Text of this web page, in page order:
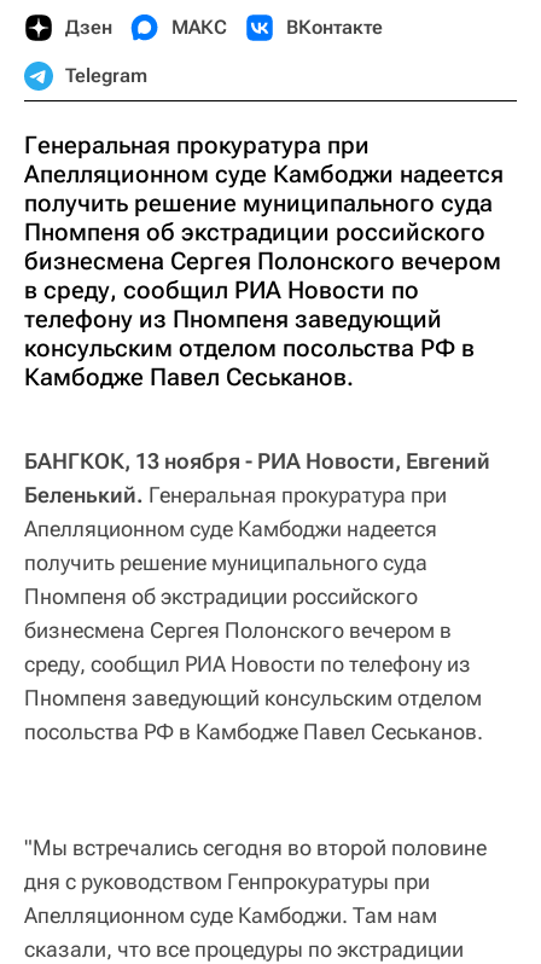
Дзен МАКС ВКонтакте
Telegram
Генеральная прокуратура при
Апелляционном суде Камбоджи надеется
получить решение муниципального суда
Пномпеня об экстрадиции российского
бизнесмена Сергея Полонского вечером
в среду, сообщил РИА Новости по
телефону из Пномпеня заведующий
консульским отделом посольства РФ в
Камбодже Павел Сеськанов.
БАНГКОК, 13 ноября - РИА Новости, Евгений
Беленький. Генеральная прокуратура при
Апелляционном суде Камбоджи надеется
получить решение муниципального суда
Пномпеня об экстрадиции российского
бизнесмена Сергея Полонского вечером в
среду, сообщил РИА Новости по телефону из
Пномпеня заведующий консульским отделом
посольства РФ в Камбодже Павел Сеськанов.
"Мы встречались сегодня во второй половине
дня с руководством Генпрокуратуры при
Апелляционном суде Камбоджи. Там нам
сказали, что все процедуры по экстрадиции